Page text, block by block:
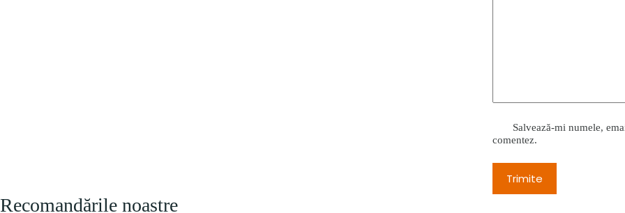
Salvează-mi numele,
comentez.
Trimite
Recomandările noastre